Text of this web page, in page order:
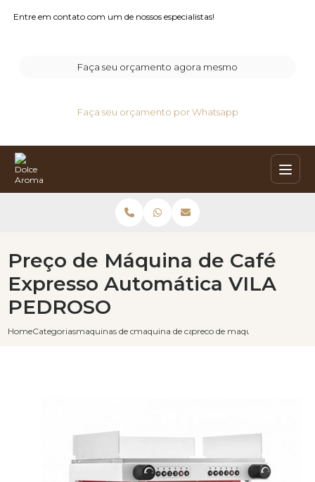
Entre em contato com um de nossos especialistas!
Faça seu orçamento agora mesmo
Faça seu orçamento por Whatsapp
HomeCategoriasmaquinas de cafe expressomaquina de cafe automatica moedas
preco de maquina de cafe
Preço de Máquina de Café
Expresso Automática VILA
PEDROSO